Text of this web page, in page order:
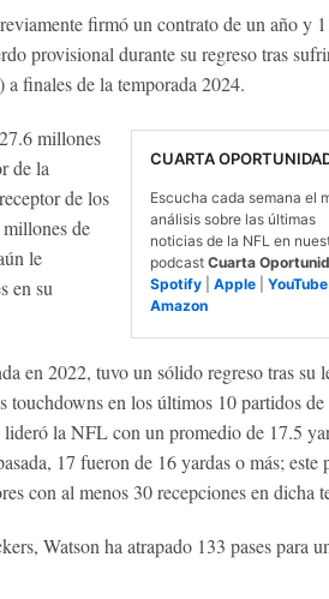
firmó un contrato de un año y
provisional durante su regreso tras
finales de la temporada 2024.
CUARTA
Escucha cada semana el
análisis sobre las últimas
noticias de la NFL en
podcast Cuarta
Spotify| Apple| YouTube|
Amazon
millones
de la
de los
de
le
en su
en 2022, tuvo un sólido regreso tras su
touchdowns en los últimos 10 partidos de
lideró la NFL con un promedio de 17.5
17 fueron de 16 yardas o más;
con al menos 30 recepciones en dicha
Watson ha atrapado 133 pases para